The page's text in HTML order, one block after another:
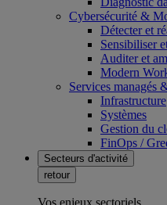
Cybersécurité &
Détecter et
Sensibiliser
Auditer et
Modern
Services managés
Infrastructure
Systèmes
Gestion du
FinOps /
Secteurs d'activité
retour
Vos enjeux sectoriels